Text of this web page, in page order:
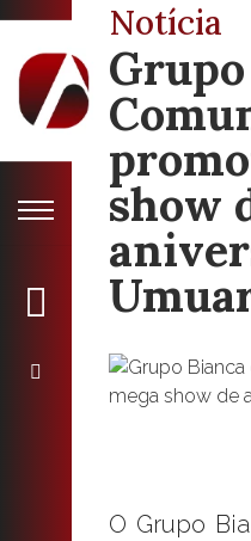
Notícia
show
O Grupo